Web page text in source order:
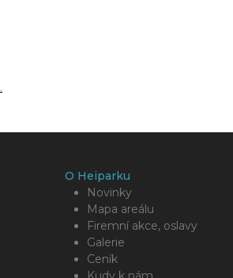
O Heiparku
Novinky
Mapa areálu
Firemní akce, oslavy
Galerie
Ceník